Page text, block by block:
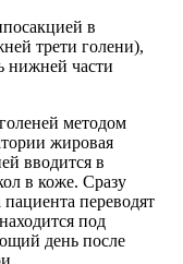
в
трети голени),
нижней части
методом
жировая
вводится в
в коже. Сразу
переводят
под
день после